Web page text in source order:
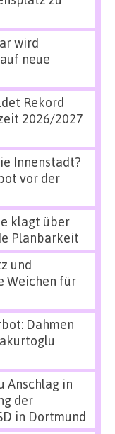
wird
neue
Rekord
2026/2027
Innenstadt?
vor der
klagt über
Planbarkeit
und
Weichen für
Dahmen
Anschlag in
der
in Dortmund